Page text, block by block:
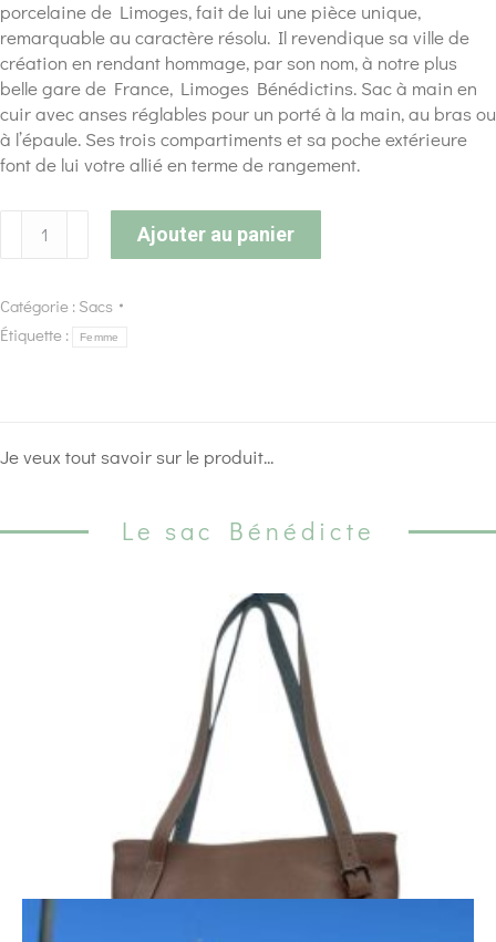
porcelaine de Limoges, fait de lui une pièce unique,
remarquable au caractère résolu. Il revendique sa ville de
création en rendant hommage, par son nom, à notre plus
belle gare de France, Limoges Bénédictins. Sac à main en
cuir avec anses réglables pour un porté à la main, au bras ou
à l’épaule. Ses trois compartiments et sa poche extérieure
font de lui votre allié en terme de rangement.
Ajouter au panier
Catégorie : Sacs
Étiquette :
Femme
Je veux tout savoir sur le produit...
Le sac Bénédicte